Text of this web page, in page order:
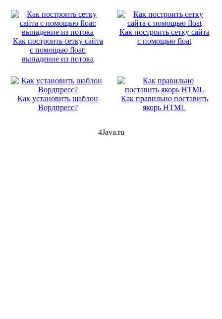
Как построить сетку сайта
с помощью float:
выпадение из потока
Как построить сетку сайта
с помощью float
Как установить шаблон
Вордпресс?
Как правильно поставить
якорь HTML
4Java.ru